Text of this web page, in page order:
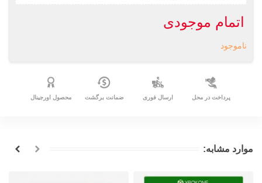
اتمام موجودی
ناموجود
پرداخت در محل ارسال فوری ضمانت برگشت محصول اورجینال
موارد مشابه: